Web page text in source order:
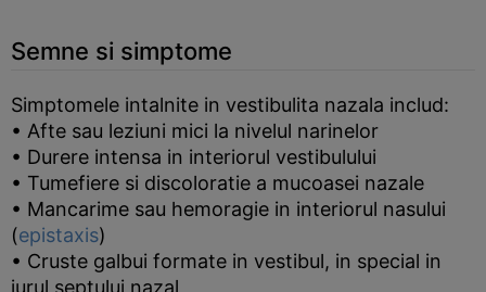
Semne si simptome
Simptomele intalnite in vestibulita nazala includ:
• Afte sau leziuni mici la nivelul narinelor
• Durere intensa in interiorul vestibulului
• Tumefiere si discoloratie a mucoasei nazale
• Mancarime sau hemoragie in interiorul nasului
(epistaxis)
• Cruste galbui formate in vestibul, in special in
jurul septului nazal